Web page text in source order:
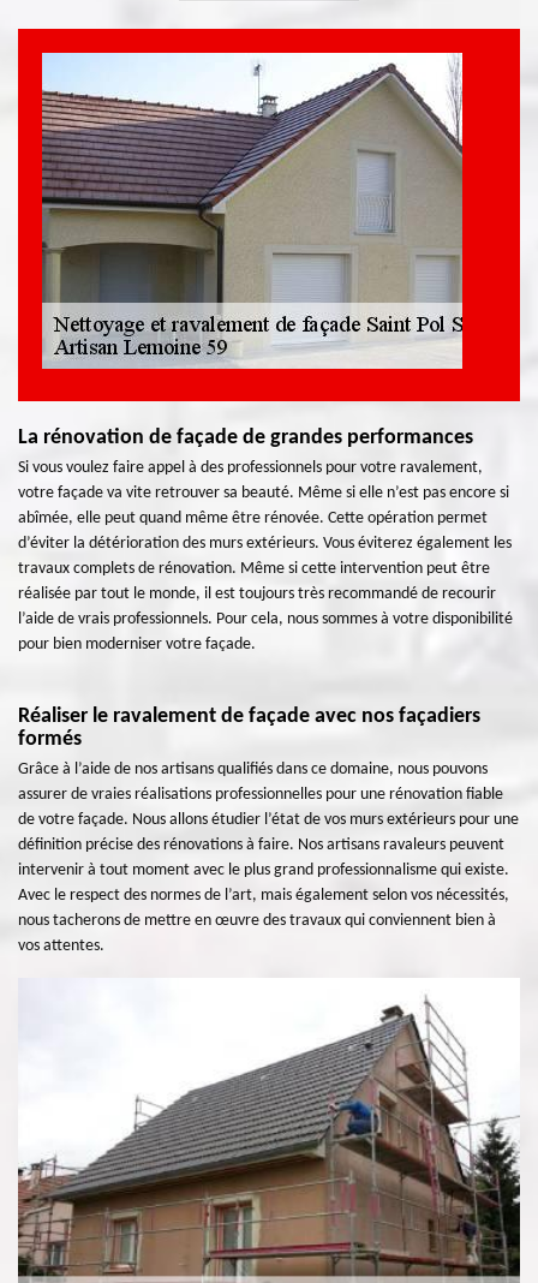
La rénovation de façade de grandes performances
Si vous voulez faire appel à des professionnels pour votre ravalement,
votre façade va vite retrouver sa beauté. Même si elle n’est pas encore si
abîmée, elle peut quand même être rénovée. Cette opération permet
d’éviter la détérioration des murs extérieurs. Vous éviterez également les
travaux complets de rénovation. Même si cette intervention peut être
réalisée par tout le monde, il est toujours très recommandé de recourir
l’aide de vrais professionnels. Pour cela, nous sommes à votre disponibilité
pour bien moderniser votre façade.
Réaliser le ravalement de façade avec nos façadiers
formés
Grâce à l’aide de nos artisans qualifiés dans ce domaine, nous pouvons
assurer de vraies réalisations professionnelles pour une rénovation fiable
de votre façade. Nous allons étudier l’état de vos murs extérieurs pour une
définition précise des rénovations à faire. Nos artisans ravaleurs peuvent
intervenir à tout moment avec le plus grand professionnalisme qui existe.
Avec le respect des normes de l’art, mais également selon vos nécessités,
nous tacherons de mettre en œuvre des travaux qui conviennent bien à
vos attentes.